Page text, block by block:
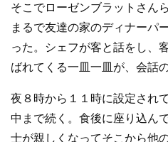
そこでローゼンブラットさん
まるで友達の家のディナーパ
った。シェフが客と話をし、
ばれてくる一皿一皿が、会話
夜８時から１１時に設定され
中まで続く。食後に座り込ん
士が親しくなってそこから他